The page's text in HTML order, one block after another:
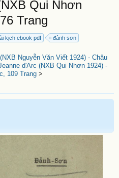
Qui Nhơn
Trang
kịch ebook pdf đảnh sơn
Nguyễn Văn Viết 1924) - Châu
d'Arc (NXB Qui Nhơn 1924) -
109 Trang >